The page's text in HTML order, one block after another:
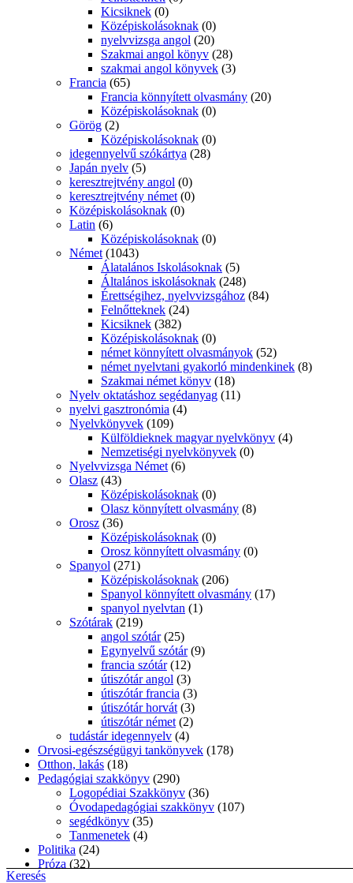
Kicsiknek (0)
Középiskolásoknak (0)
nyelvvizsga angol (20)
Szakmai angol könyv (28)
szakmai angol könyvek (3)
Francia (65)
Francia könnyített olvasmány (20)
Középiskolásoknak (0)
Görög (2)
Középiskolásoknak (0)
idegennyelvű szókártya (28)
Japán nyelv (5)
keresztrejtvény angol (0)
keresztrejtvény német (0)
Középiskolásoknak (0)
Latin (6)
Középiskolásoknak (0)
Német (1043)
Álatalános Iskolásoknak (5)
Általános iskolásoknak (248)
Érettségihez, nyelvvizsgához (84)
Felnőtteknek (24)
Kicsiknek (382)
Középiskolásoknak (0)
német könnyített olvasmányok (52)
német nyelvtani gyakorló mindenkinek (8)
Szakmai német könyv (18)
Nyelv oktatáshoz segédanyag (11)
nyelvi gasztronómia (4)
Nyelvkönyvek (109)
Külföldieknek magyar nyelvkönyv (4)
Nemzetiségi nyelvkönyvek (0)
Nyelvvizsga Német (6)
Olasz (43)
Középiskolásoknak (0)
Olasz könnyített olvasmány (8)
Orosz (36)
Középiskolásoknak (0)
Orosz könnyített olvasmány (0)
Spanyol (271)
Középiskolásoknak (206)
Spanyol könnyített olvasmány (17)
spanyol nyelvtan (1)
Szótárak (219)
angol szótár (25)
Egynyelvű szótár (9)
francia szótár (12)
útiszótár angol (3)
útiszótár francia (3)
útiszótár horvát (3)
útiszótár német (2)
tudástár idegennyelv (4)
Orvosi-egészségügyi tankönyvek (178)
Otthon, lakás (18)
Pedagógiai szakkönyv (290)
Logopédiai Szakkönyv (36)
Óvodapedagógiai szakkönyv (107)
segédkönyv (35)
Tanmenetek (4)
Politika (24)
Próza (32)
Prózaelemzések
Keresés